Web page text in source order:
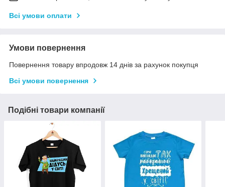
Всі умови оплати
Умови повернення
Повернення товару впродовж 14 днів за рахунок покупця
Всі умови повернення
Подібні товари компанії